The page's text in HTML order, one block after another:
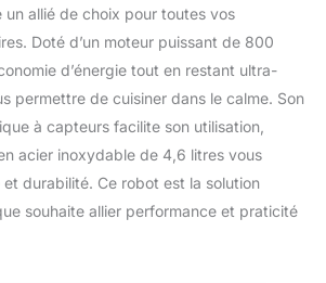
un allié de choix pour toutes vos
Doté d’un moteur puissant de 800
d’énergie tout en restant ultra-
permettre de cuisiner dans le calme. Son
à capteurs facilite son utilisation,
acier inoxydable de 4,6 litres vous
durabilité. Ce robot est la solution
souhaite allier performance et praticité